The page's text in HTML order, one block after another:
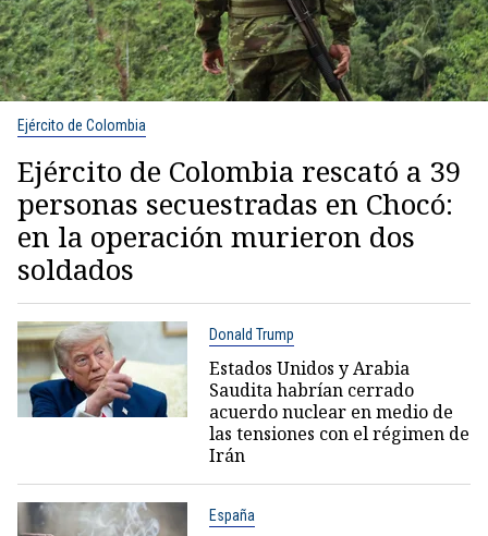
Ejército de Colombia
Ejército de Colombia rescató a 39
personas secuestradas en Chocó:
en la operación murieron dos
soldados
Donald Trump
Estados Unidos y Arabia
Saudita habrían cerrado
acuerdo nuclear en medio de
las tensiones con el régimen de
Irán
España